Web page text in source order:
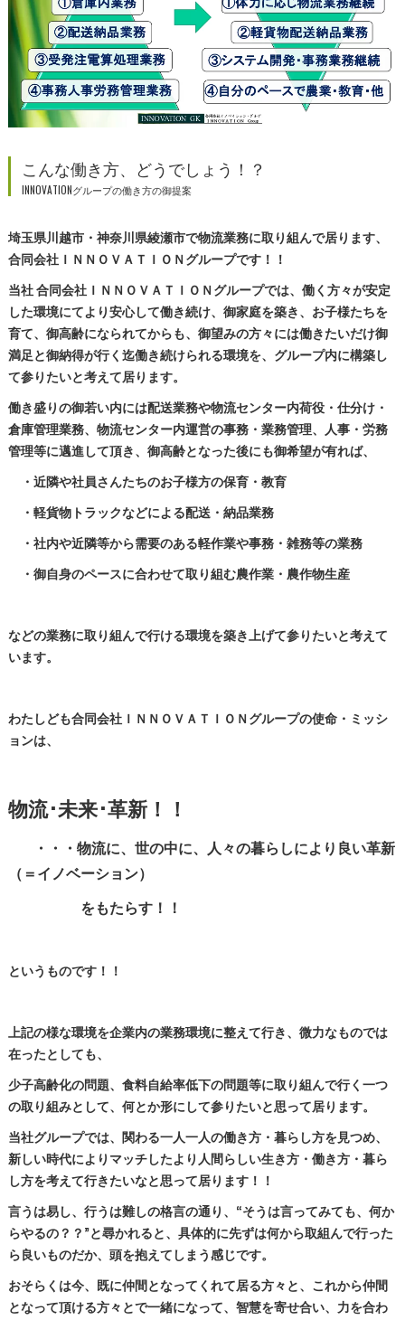
こんな働き方、どうでしょう！？
INNOVATIONグループの働き方の御提案
埼玉県川越市・神奈川県綾瀬市で物流業務に取り組んで居ります、
合同会社ＩＮＮＯＶＡＴＩＯＮグループです！！
当社 合同会社ＩＮＮＯＶＡＴＩＯＮグループでは、働く方々が安定
した環境にてより安心して働き続け、御家庭を築き、お子様たちを
育て、御高齢になられてからも、御望みの方々には働きたいだけ御
満足と御納得が行く迄働き続けられる環境を、グループ内に構築し
て参りたいと考えて居ります。
働き盛りの御若い内には配送業務や物流センター内荷役・仕分け・
倉庫管理業務、物流センター内運営の事務・業務管理、人事・労務
管理等に邁進して頂き、御高齢となった後にも御希望が有れば、
・近隣や社員さんたちのお子様方の保育・教育
・軽貨物トラックなどによる配送・納品業務
・社内や近隣等から需要のある軽作業や事務・雑務等の業務
・御自身のペースに合わせて取り組む農作業・農作物生産
などの業務に取り組んで行ける環境を築き上げて参りたいと考えて
います。
わたしども合同会社ＩＮＮＯＶＡＴＩＯＮグループの使命・ミッシ
ョンは、
物流･未来･革新！！
・・・物流に、世の中に、人々の暮らしにより良い革新
（＝イノベーション）
をもたらす！！
というものです！！
上記の様な環境を企業内の業務環境に整えて行き、微力なものでは
在ったとしても、
少子高齢化の問題、食料自給率低下の問題等に取り組んで行く一つ
の取り組みとして、何とか形にして参りたいと思って居ります。
当社グループでは、関わる一人一人の働き方・暮らし方を見つめ、
新しい時代によりマッチしたより人間らしい生き方・働き方・暮ら
し方を考えて行きたいなと思って居ります！！
言うは易し、行うは難しの格言の通り、“そうは言ってみても、何か
らやるの？？”と尋かれると、具体的に先ずは何から取組んで行った
ら良いものだか、頭を抱えてしまう感じです。
おそらくは今、既に仲間となってくれて居る方々と、これから仲間
となって頂ける方々とで一緒になって、智慧を寄せ合い、力を合わ